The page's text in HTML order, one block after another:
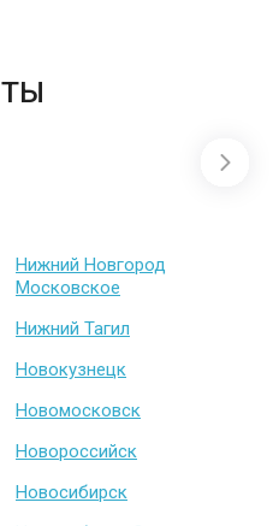
Нижний Новгород
Московское
Нижний Тагил
Новокузнецк
Новомосковск
Новороссийск
Новосибирск